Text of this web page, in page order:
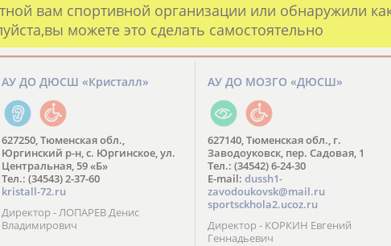
вам спортивной организации или обнаружили
можете это сделать самостоятельно
АУ ДО ДЮСШ «Кристалл»
627250, Тюменская обл.,
Юргинский р-н, с. Юргинское, ул.
Центральная, 59 «Б»
Тел.: (34543) 2-37-60
kristall-72.ru
Директор - ЛОПАРЕВ Денис
Владимирович
АУ ДО МОЗГО «ДЮСШ»
627140, Тюменская обл., г.
Заводоуковск, пер. Садовая, 1
Тел.: (34542) 6-24-30
​E-mail: dussh1-
zavodoukovsk@mail.ru
sportsckhola2.ucoz.ru
Директор - КОРКИН Евгений
Геннадьевич